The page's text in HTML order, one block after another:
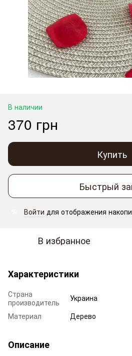
В наличии
370 грн
Купить
Быстрый
Войти для отображения
В избранное
Характеристики
Страна
производитель
Украина
Материал
Дерево
Описание